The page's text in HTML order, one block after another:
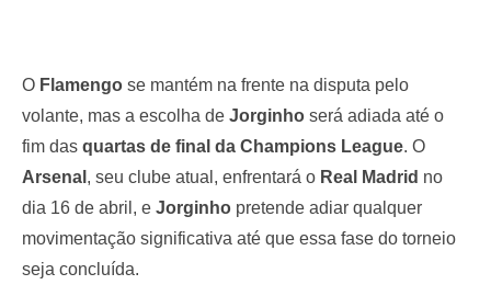
O Flamengo se mantém na frente na disputa pelo
volante, mas a escolha de Jorginho será adiada até o
fim das quartas de final da Champions League. O
Arsenal , seu clube atual, enfrentará o Real Madrid no
dia 16 de abril, e Jorginho pretende adiar qualquer
movimentação significativa até que essa fase do torneio
seja concluída.